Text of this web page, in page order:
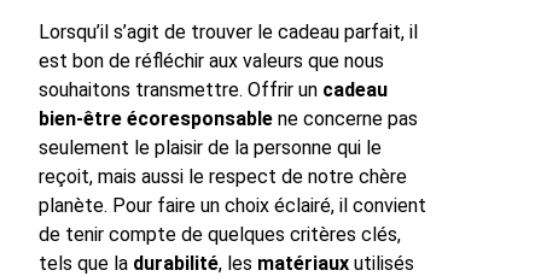
Lorsqu’il s’agit de trouver le cadeau parfait, il
est bon de réfléchir aux valeurs que nous
souhaitons transmettre. Offrir un cadeau
bien-être écoresponsable ne concerne pas
seulement le plaisir de la personne qui le
reçoit, mais aussi le respect de notre chère
planète. Pour faire un choix éclairé, il convient
de tenir compte de quelques critères clés,
tels que la durabilité, les matériaux utilisés